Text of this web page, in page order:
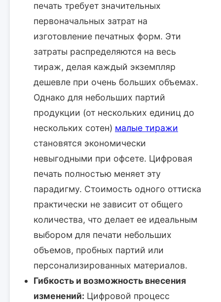
печать требует значительных
первоначальных затрат на
изготовление печатных форм. Эти
затраты распределяются на весь
тираж, делая каждый экземпляр
дешевле при очень больших объемах.
Однако для небольших партий
продукции (от нескольких единиц до
нескольких сотен) малые тиражи
становятся экономически
невыгодными при офсете. Цифровая
печать полностью меняет эту
парадигму. Стоимость одного оттиска
практически не зависит от общего
количества, что делает ее идеальным
выбором для печати небольших
объемов, пробных партий или
персонализированных материалов.
Гибкость и возможность внесения
изменений: Цифровой процесс